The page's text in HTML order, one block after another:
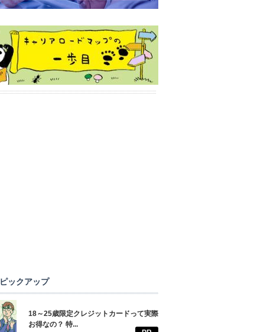
ピックアップ
18～25歳限定クレジットカードって実際
お得なの？ 特...